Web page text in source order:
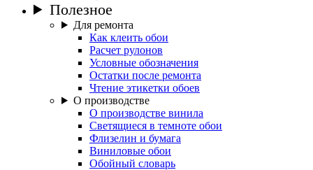
Полезное
Для ремонта
Как клеить обои
Расчет рулонов
Условные обозначения
Остатки после ремонта
Чтение этикетки обоев
О производстве
О производстве винила
Светящиеся в темноте обои
Флизелин и бумага
Виниловые обои
Обойный словарь